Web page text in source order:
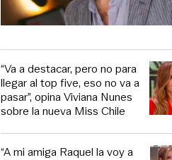
“Va a destacar, pero no para
llegar al top five, eso no va a
pasar”, opina Viviana Nunes
sobre la nueva Miss Chile
“A mi amiga Raquel la voy a